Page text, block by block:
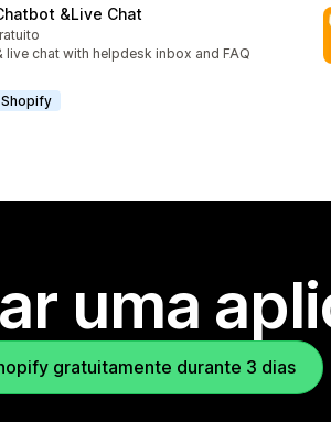
&Live Chat
live chat with helpdesk inbox and FAQ
uma
gratuitamente durante 3 dias